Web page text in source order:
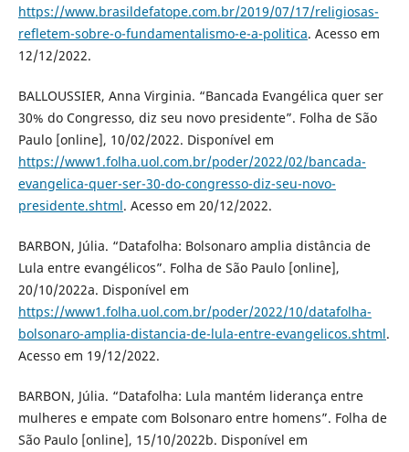
https://www.brasildefatope.com.br/2019/07/17/religiosas-
refletem-sobre-o-fundamentalismo-e-a-politica. Acesso em
12/12/2022.
BALLOUSSIER, Anna Virginia. “Bancada Evangélica quer ser
30% do Congresso, diz seu novo presidente”. Folha de São
Paulo [online], 10/02/2022. Disponível em
https://www1.folha.uol.com.br/poder/2022/02/bancada-
evangelica-quer-ser-30-do-congresso-diz-seu-novo-
presidente.shtml. Acesso em 20/12/2022.
BARBON, Júlia. “Datafolha: Bolsonaro amplia distância de
Lula entre evangélicos”. Folha de São Paulo [online],
20/10/2022a. Disponível em
https://www1.folha.uol.com.br/poder/2022/10/datafolha-
bolsonaro-amplia-distancia-de-lula-entre-evangelicos.shtml.
Acesso em 19/12/2022.
BARBON, Júlia. “Datafolha: Lula mantém liderança entre
mulheres e empate com Bolsonaro entre homens”. Folha de
São Paulo [online], 15/10/2022b. Disponível em